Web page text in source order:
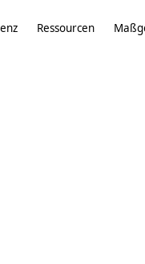
Ressourcen